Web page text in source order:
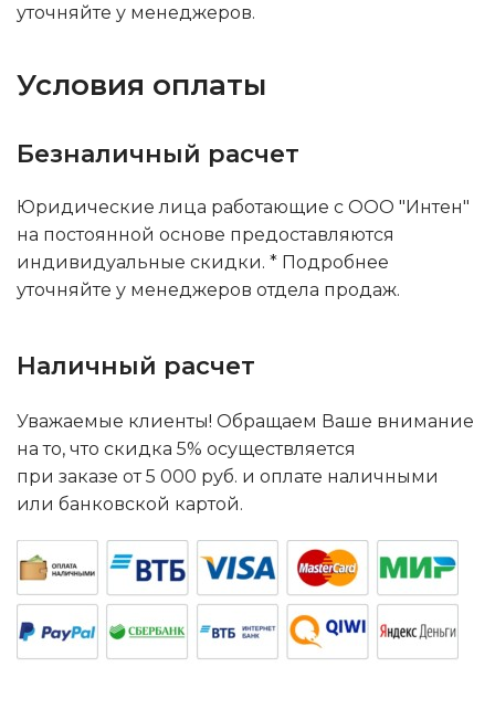
уточняйте у менеджеров.
Условия оплаты
Безналичный расчет
Юридические лица работающие с ООО "Интен"
на постоянной основе предоставляются
индивидуальные скидки. * Подробнее
уточняйте у менеджеров отдела продаж.
Наличный расчет
Уважаемые клиенты! Обращаем Ваше внимание
на то, что скидка 5% осуществляется
при заказе от 5 000 руб. и оплате наличными
или банковской картой.